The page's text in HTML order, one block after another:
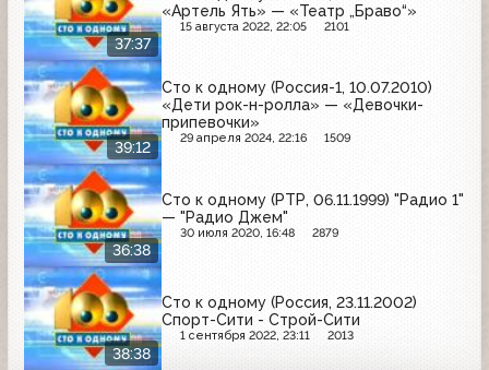
37:37
«Артель Ять» — «Театр „Браво“»
15 августа 2022, 22:05 2101
39:12
Сто к одному (Россия-1, 10.07.2010)
«Дети рок-н-ролла» — «Девочки-
припевочки»
29 апреля 2024, 22:16 1509
36:38
Сто к одному (РТР, 06.11.1999) "Радио 1"
— "Радио Джем"
30 июля 2020, 16:48 2879
38:38
Сто к одному (Россия, 23.11.2002)
Спорт-Сити - Строй-Сити
1 сентября 2022, 23:11 2013